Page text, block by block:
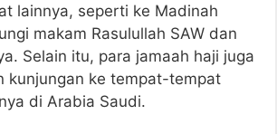
lainnya, seperti ke Madinah
makam Rasulullah SAW dan
Selain itu, para jamaah haji juga
kunjungan ke tempat-tempat
di Arabia Saudi.